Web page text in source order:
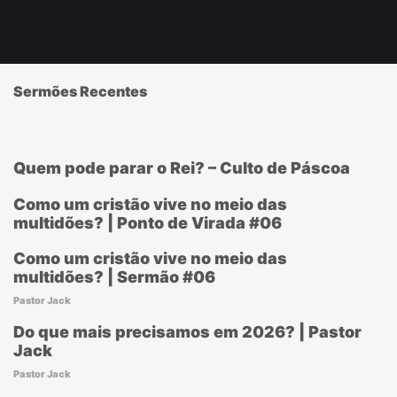
Sermões Recentes
Quem pode parar o Rei? – Culto de Páscoa
Como um cristão vive no meio das
multidões? | Ponto de Virada #06
Como um cristão vive no meio das
multidões? | Sermão #06
Pastor Jack
Do que mais precisamos em 2026? | Pastor
Jack
Pastor Jack